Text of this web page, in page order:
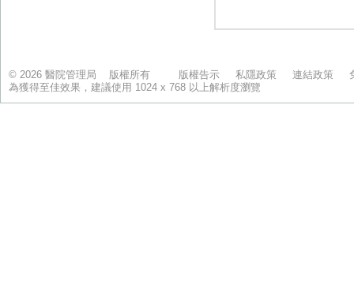
© 2026 醫院管理局 版權所有 版權告示 私隱政策 連結政策
為獲得至佳效果，建議使用 1024 x 768 以上解析度瀏覽